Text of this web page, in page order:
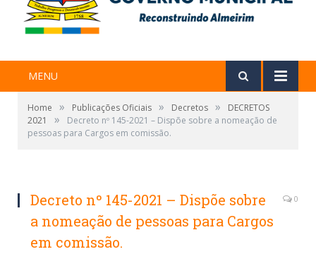
MENU
Home » Publicações Oficiais » Decretos »
DECRETOS
2021
»
Decreto nº 145-2021 – Dispõe sobre a nomeação de
pessoas para Cargos em comissão.
Decreto nº 145-2021 – Dispõe sobre
a nomeação de pessoas para Cargos
em comissão.
0